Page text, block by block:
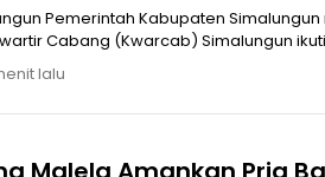
38 anggota
Cabang (Kwarcab) Simalungun
lalu